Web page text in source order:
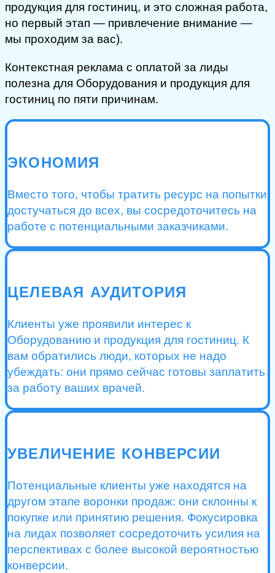
продукция для гостиниц, и это сложная работа,
но первый этап — привлечение внимание —
мы проходим за вас).
Контекстная реклама с оплатой за лиды
полезна для Оборудования и продукция для
гостиниц по пяти причинам.
ЭКОНОМИЯ
Вместо того, чтобы тратить ресурс на попытки
достучаться до всех, вы сосредоточитесь на
работе с потенциальными заказчиками.
ЦЕЛЕВАЯ АУДИТОРИЯ
Клиенты уже проявили интерес к
Оборудованию и продукция для гостиниц. К
вам обратились люди, которых не надо
убеждать: они прямо сейчас готовы заплатить
за работу ваших врачей.
УВЕЛИЧЕНИЕ КОНВЕРСИИ
Потенциальные клиенты уже находятся на
другом этапе воронки продаж: они склонны к
покупке или принятию решения. Фокусировка
на лидах позволяет сосредоточить усилия на
перспективах с более высокой вероятностью
конверсии.